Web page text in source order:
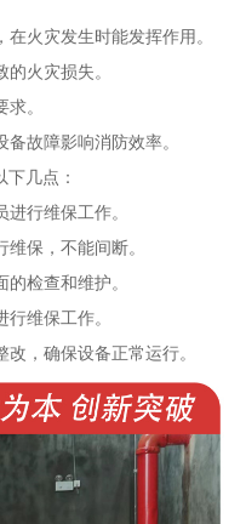
火灾发生时能发挥作用。
火灾损失。
。
故障影响消防效率。
几点：
行维保工作。
保，不能间断。
检查和维护。
维保工作。
，确保设备正常运行。